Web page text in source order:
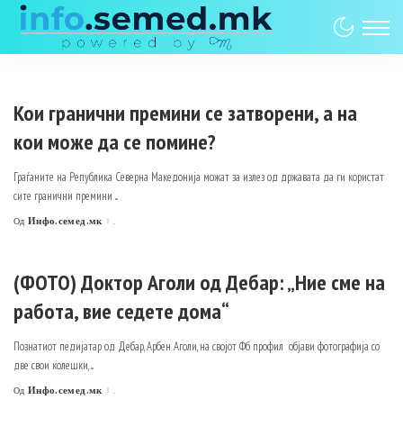
Кои гранични премини се затворени, а на
кои може да се помине?
Граѓаните на Република Северна Македонија можат за излез од државата да ги користат
сите гранични премини ...
Posted
Од Инфо.семед.мк .
(ФОТО) Доктор Аголи од Дебар: „Ние сме на
работа, вие седете дома“
Познатиот педијатар од Дебар, Арбен Аголи, на својот Фб профил објави фотографија со
две свои колешки, ...
Posted
Од Инфо.семед.мк